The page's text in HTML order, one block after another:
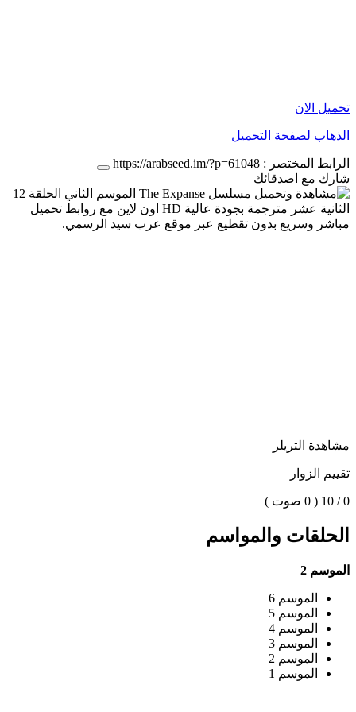
تحميل الان
الذهاب لصفحة التحميل
الرابط المختصر : https://arabseed.im/?p=61048
شارك مع اصدقائك
مشاهدة التريلر
تقييم الزوار
0 / 10 ( 0 صوت )
الحلقات والمواسم
الموسم 2
الموسم 6
الموسم 5
الموسم 4
الموسم 3
الموسم 2
الموسم 1